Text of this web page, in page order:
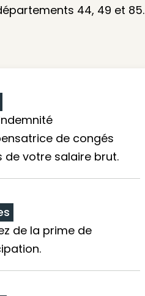
44, 49 et 85.
de congés
de votre salaire brut.
de la prime de